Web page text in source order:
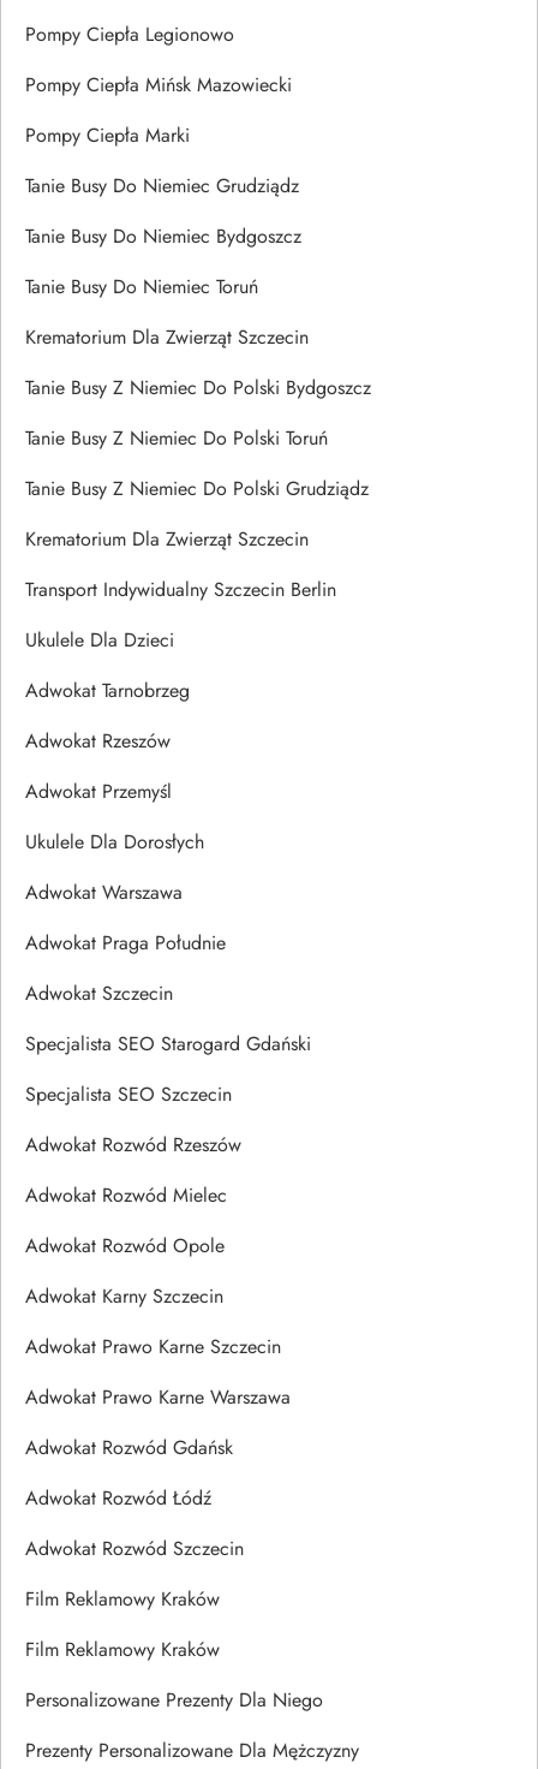
Pompy Ciepła Legionowo
Pompy Ciepła Mińsk Mazowiecki
Pompy Ciepła Marki
Tanie Busy Do Niemiec Grudziądz
Tanie Busy Do Niemiec Bydgoszcz
Tanie Busy Do Niemiec Toruń
Krematorium Dla Zwierząt Szczecin
Tanie Busy Z Niemiec Do Polski Bydgoszcz
Tanie Busy Z Niemiec Do Polski Toruń
Tanie Busy Z Niemiec Do Polski Grudziądz
Krematorium Dla Zwierząt Szczecin
Transport Indywidualny Szczecin Berlin
Ukulele Dla Dzieci
Adwokat Tarnobrzeg
Adwokat Rzeszów
Adwokat Przemyśl
Ukulele Dla Dorosłych
Adwokat Warszawa
Adwokat Praga Południe
Adwokat Szczecin
Specjalista SEO Starogard Gdański
Specjalista SEO Szczecin
Adwokat Rozwód Rzeszów
Adwokat Rozwód Mielec
Adwokat Rozwód Opole
Adwokat Karny Szczecin
Adwokat Prawo Karne Szczecin
Adwokat Prawo Karne Warszawa
Adwokat Rozwód Gdańsk
Adwokat Rozwód Łódź
Adwokat Rozwód Szczecin
Film Reklamowy Kraków
Film Reklamowy Kraków
Personalizowane Prezenty Dla Niego
Prezenty Personalizowane Dla Mężczyzny